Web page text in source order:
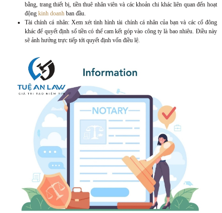
bằng, trang thiết bị, tiền thuê nhân viên và các khoản chi khác liên quan đến hoạt
động kinh doanh ban đầu.
Tài chính cá nhân: Xem xét tình hình tài chính cá nhân của bạn và các cổ đông
khác để quyết định số tiền có thể cam kết góp vào công ty là bao nhiêu. Điều này
sẽ ảnh hưởng trực tiếp tới quyết định vốn điều lệ.